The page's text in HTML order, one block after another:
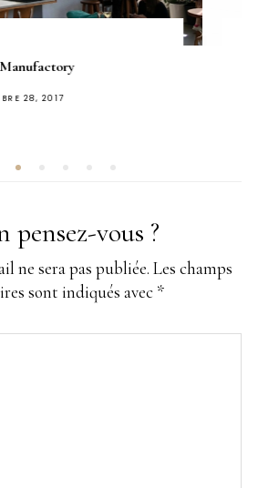
Jane on Larkin
PUBLIÉ
FÉVRIER 7, 2018
pensez-vous ?
ne sera pas publiée. Les champs
sont indiqués avec *